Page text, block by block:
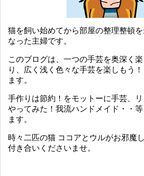
猫を飼い始めてから部屋の整理整頓
なった主婦です。
このブログは、一つの手芸を奥深く
り、広く浅く色々な手芸を楽しもう
ます。
手作りは節約！をモットーに手芸、
やってみた！我流ハンドメイド・・
ます。
時々二匹の猫 ココアとウルがお邪魔
付き合いくださいませ。